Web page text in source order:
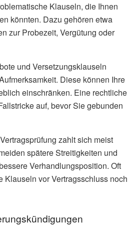
Klauseln, die Ihnen
könnten. Dazu gehören etwa
zur Probezeit, Vergütung oder
und Versetzungsklauseln
Diese können Ihre
einschränken. Eine rechtliche
auf, bevor Sie gebunden
zahlt sich meist
spätere Streitigkeiten und
Verhandlungsposition. Oft
Klauseln vor Vertragsschluss noch